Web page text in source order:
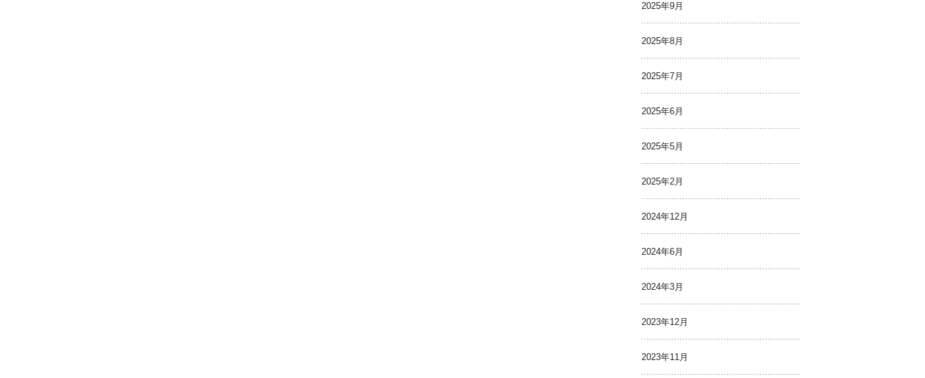
2025年9月
2025年8月
2025年7月
2025年6月
2025年5月
2025年2月
2024年12月
2024年6月
2024年3月
2023年12月
2023年11月